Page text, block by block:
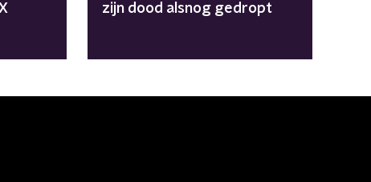
zijn dood alsnog gedropt